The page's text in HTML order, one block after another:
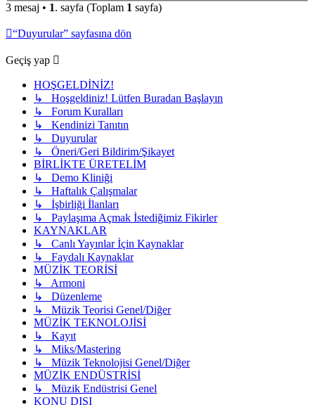
3 mesaj • 1. sayfa (Toplam 1 sayfa)
“Duyurular” sayfasına dön
Geçiş yap
HOŞGELDİNİZ!
↳ Hoşgeldiniz! Lütfen Buradan Başlayın
↳ Forum Kuralları
↳ Kendinizi Tanıtın
↳ Duyurular
↳ Öneri/Geri Bildirim/Şikayet
BİRLİKTE ÜRETELİM
↳ Demo Kliniği
↳ Haftalık Çalışmalar
↳ İşbirliği İlanları
↳ Paylaşıma Açmak İstediğimiz Fikirler
KAYNAKLAR
↳ Canlı Yayınlar İçin Kaynaklar
↳ Faydalı Kaynaklar
MÜZİK TEORİSİ
↳ Armoni
↳ Düzenleme
↳ Müzik Teorisi Genel/Diğer
MÜZİK TEKNOLOJİSİ
↳ Kayıt
↳ Miks/Mastering
↳ Müzik Teknolojisi Genel/Diğer
MÜZİK ENDÜSTRİSİ
↳ Müzik Endüstrisi Genel
KONU DIŞI